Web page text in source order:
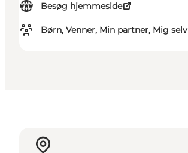
Besøg hjemmeside
Børn, Venner, Min partner, Mig selv